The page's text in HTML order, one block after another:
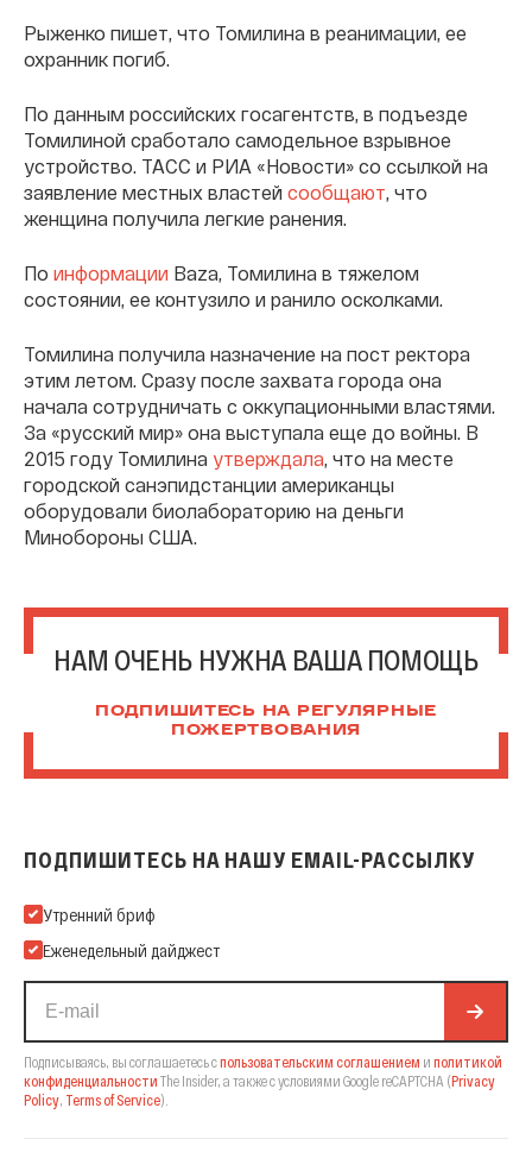
Рыженко пишет, что Томилина в реанимации, ее
охранник погиб.
По данным российских госагентств, в подъезде
Томилиной сработало самодельное взрывное
устройство. ТАСС и РИА «Новости» со ссылкой на
заявление местных властей сообщают, что
женщина получила легкие ранения.
По информации Baza, Томилина в тяжелом
состоянии, ее контузило и ранило осколками.
Томилина получила назначение на пост ректора
этим летом. Сразу после захвата города она
начала сотрудничать с оккупационными властями.
За «русский мир» она выступала еще до войны. В
2015 году Томилина утверждала, что на месте
городской санэпидстанции американцы
оборудовали биолабораторию на деньги
Минобороны США.
НАМ ОЧЕНЬ НУЖНА ВАША ПОМОЩЬ
ПОДПИШИТЕСЬ НА РЕГУЛЯРНЫЕ
ПОЖЕРТВОВАНИЯ
ПОДПИШИТЕСЬ НА НАШУ EMAIL-РАССЫЛКУ
Подпишитесь на нашу Email-рассылку
Утренний бриф
Еженедельный дайджест
Подписываясь, вы соглашаетесь спользовательским соглашением и политикой
конфиденциальности The Insider, а также с условиями Google reCAPTCHA (Privacy
Policy, Terms of Service).